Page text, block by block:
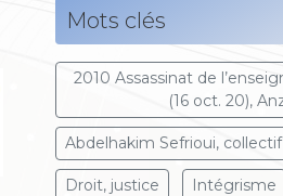
Mots clés
2010 Assassinat de
(16 oct. 20),
Abdelhakim Sefrioui, collectif
Droit, justice Intégrisme